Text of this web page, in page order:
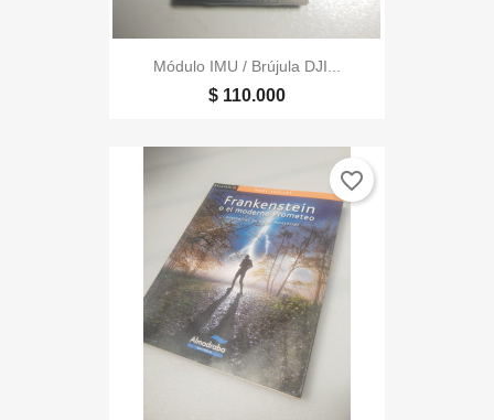
Módulo IMU / Brújula DJI...
$ 110.000
favorite_border